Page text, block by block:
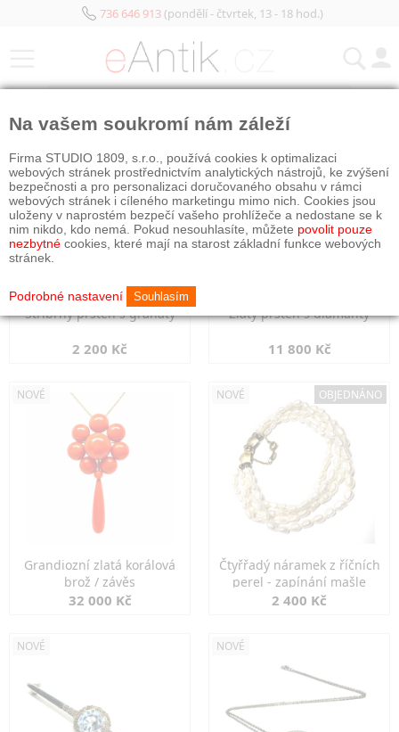
736 646 913(pondělí - čtvrtek, 13 - 18 hod.)
Stříbrný prsten s granáty
2 200 Kč
Zlatý prsten s diamanty
11 800 Kč
NOVÉ
Grandiozní zlatá korálová
brož / závěs
32 000 Kč
NOVÉ OBJEDNÁNO
Čtyřřadý náramek z říčních
perel - zapínání mašle
2 400 Kč
NOVÉ NOVÉ
Na vašem soukromí nám záleží
Firma STUDIO 1809, s.r.o., používá cookies k optimalizaci
webových stránek prostřednictvím analytických nástrojů, ke zvýšení
bezpečnosti a pro personalizaci doručovaného obsahu v rámci
webových stránek i cíleného marketingu mimo nich. Cookies jsou
uloženy v naprostém bezpečí vašeho prohlížeče a nedostane se k
nim nikdo, kdo nemá. Pokud nesouhlasíte, můžete povolit pouze
nezbytné cookies, které mají na starost základní funkce webových
stránek.
Podrobné nastavení Souhlasím